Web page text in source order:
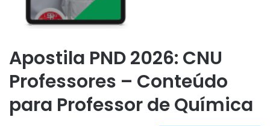
Apostila PND 2026: CNU
Professores – Conteúdo
para Professor de Química